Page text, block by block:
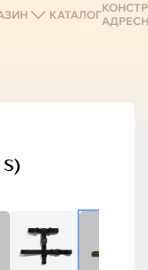
КАТАЛОГ